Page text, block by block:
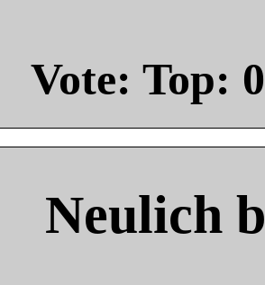
Vote: Top: 0
Neulich